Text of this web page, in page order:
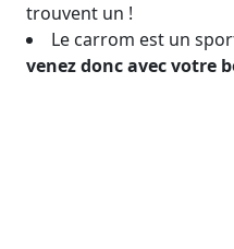
trouvent un !
Le carrom est un
venez donc avec votre